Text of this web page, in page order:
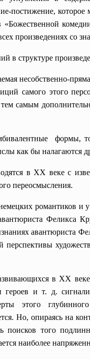
постижение,
произведениях со
в структуре
несобственно-
самого этого
самым
формы,
как бы налагаются
в XX веке с
переосмысления.
романтиков и
Феликса
авантюриста
перспективы
в XX
героев и т. д.
этого глубинного
Но, опираясь на
поисков того
наиболее